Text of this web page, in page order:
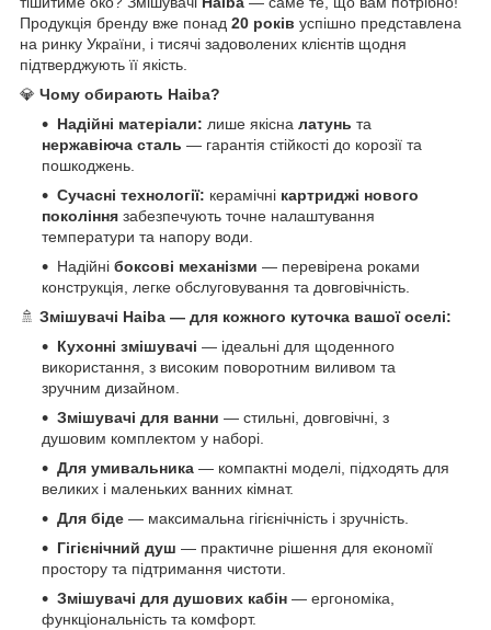
Продукція бренду вже понад 20 років успішно представлена
на ринку України, і тисячі задоволених клієнтів щодня
підтверджують її якість.
💎 Чому обирають Haiba?
Надійні матеріали: лише якісна латунь та
нержавіюча сталь — гарантія стійкості до корозії та
пошкоджень.
Сучасні технології: керамічні картриджі нового
покоління забезпечують точне налаштування
температури та напору води.
Надійні боксові механізми — перевірена роками
конструкція, легке обслуговування та довговічність.
🚿 Змішувачі Haiba — для кожного куточка вашої оселі:
Кухонні змішувачі — ідеальні для щоденного
використання, з високим поворотним виливом та
зручним дизайном.
Змішувачі для ванни — стильні, довговічні, з
душовим комплектом у наборі.
Для умивальника — компактні моделі, підходять для
великих і маленьких ванних кімнат.
Для біде — максимальна гігієнічність і зручність.
Гігієнічний душ — практичне рішення для економії
простору та підтримання чистоти.
Змішувачі для душових кабін — ергономіка,
функціональність та комфорт.